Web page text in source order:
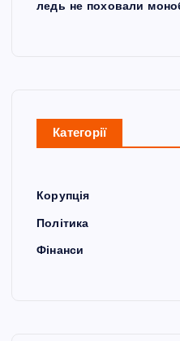
ледь не поховали
Категорії
Корупція
Політика
Фінанси